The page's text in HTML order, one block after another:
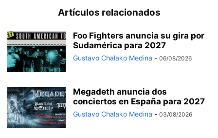
Artículos relacionados
Foo Fighters anuncia su gira por
Sudamérica para 2027
Gustavo Chalako Medina - 06/08/2026
Megadeth anuncia dos
conciertos en España para 2027
Gustavo Chalako Medina - 03/08/2026